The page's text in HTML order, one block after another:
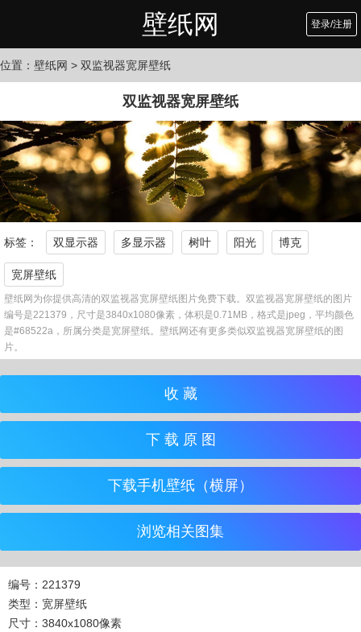
壁纸网 登录/注册
位置： 壁纸网 > 双监视器宽屏壁纸
双监视器宽屏壁纸
标签： 双显示器 多显示器 树叶 阳光 博克
宽屏壁纸
壁纸网为你提供高清的双监视器宽屏壁纸图片免费下载。双监视器宽屏壁纸的图片
编号是221379，尺寸是3840x1080像素，体积是0.71MB，格式是jpeg，平均颜色
是#68522a，所属分类是宽屏壁纸。壁纸网还有更多类似双监视器宽屏壁纸的图
片。
收 藏
下 载 原 图
下载手机壁纸（横屏）
浏览相关图集
编号：221379
类型：宽屏壁纸
尺寸：3840x1080像素